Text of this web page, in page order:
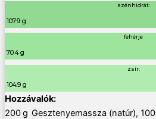
szénhidrát:
107.9 g
fehérje
70.4 g
zsír:
104.9 g
200g Gesztenyemassza (natúr), 100